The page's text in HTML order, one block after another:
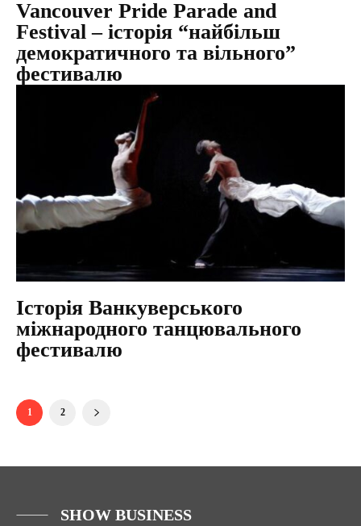
Vanсouver Рride Раrade аnd
Fеstival – історія “найбільш
демократичного та вільного”
фестивалю
Історія Ванкуверського
міжнародного танцювального
фестивалю
1 2
SHOW BUSINESS